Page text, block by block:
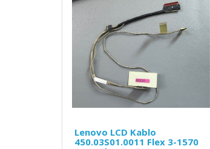
Lenovo LCD Kablo
450.03S01.0011 Flex 3-1570